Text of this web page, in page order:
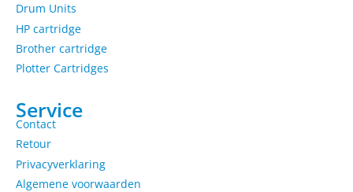
Drum Units
HP cartridge
Brother cartridge
Plotter Cartridges
Service
Contact
Retour
Privacyverklaring
Algemene voorwaarden